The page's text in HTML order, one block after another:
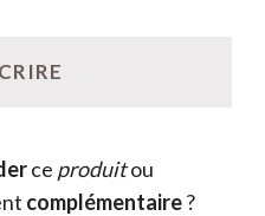
ce produitou
complémentaire?